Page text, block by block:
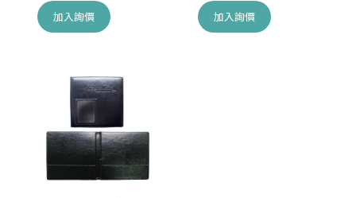
加入詢價 加入詢價